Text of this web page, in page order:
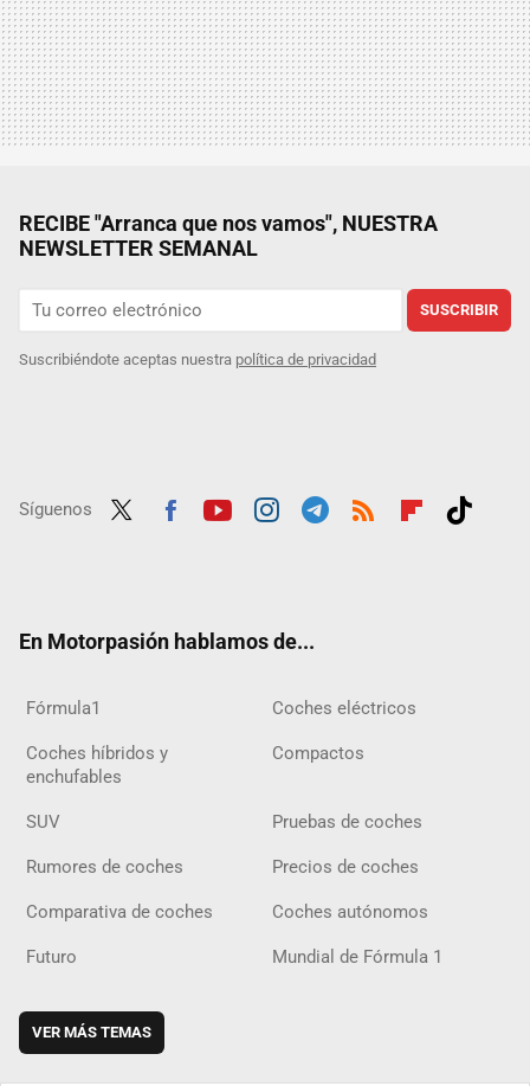
RECIBE "Arranca que nos vamos", NUESTRA
NEWSLETTER SEMANAL
SUSCRIBIR
Suscribiéndote aceptas nuestra política de privacidad
Síguenos
En Motorpasión hablamos de...
Fórmula1 Coches eléctricos
Coches híbridos y
enchufables
Compactos
SUV Pruebas de coches
Rumores de coches Precios de coches
Comparativa de coches Coches autónomos
Futuro Mundial de Fórmula 1
VER MÁS TEMAS